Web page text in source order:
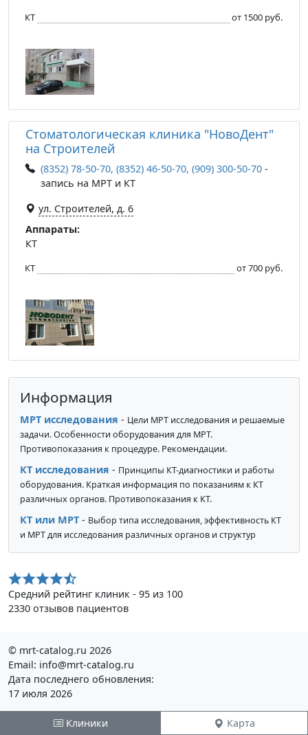
КТ от 1500 руб.
Стоматологическая клиника "НовоДент"
на Строителей
(8352) 78-50-70, (8352) 46-50-70, (909) 300-50-70 -
запись на МРТ и КТ
ул. Строителей, д. 6
Аппараты:
КТ
КТ от 700 руб.
Информация
МРТ исследования - Цели МРТ исследования и решаемые
задачи. Особенности оборудования для МРТ.
Противопоказания к процедуре. Рекомендации.
КТ исследования - Принципы КТ-диагностики и работы
оборудования. Краткая информация по показаниям к КТ
различных органов. Противопоказания к КТ.
КТ или МРТ - Выбор типа исследования, эффективность КТ
и МРТ для исследования различных органов и структур
Средний рейтинг клиник - 95 из 100
2330 отзывов пациентов
Клиники Карта
© mrt-catalog.ru 2026
Email: info@mrt-catalog.ru
Дата последнего обновления:
17 июля 2026
Ознакомтесь с условиями
Политики конфиденциальности
Публичной оферты